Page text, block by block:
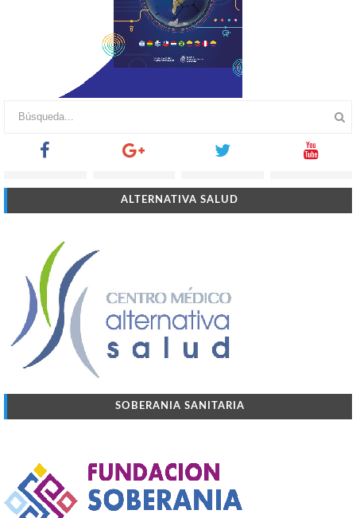
ALTERNATIVA SALUD
SOBERANIA SANITARIA